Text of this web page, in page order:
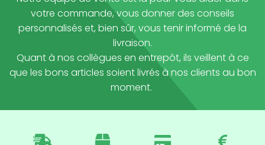
votre commande, vous donner des conseils
personnalisés et, bien sûr, vous tenir informé de la
livraison.
Quant à nos collègues en entrepôt, ils veillent à ce
que les bons articles soient livrés à nos clients au bon
moment.